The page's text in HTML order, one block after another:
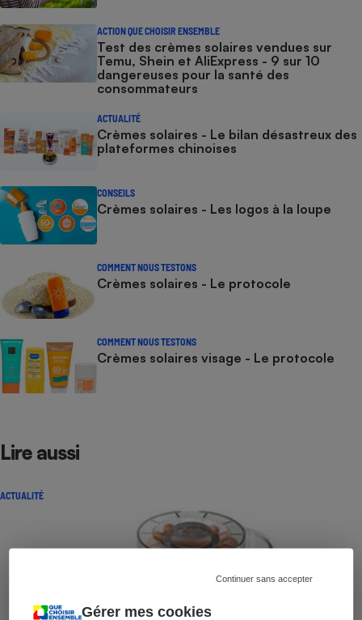
Gérer mes cookies
Continuer sans accepter
ACTION QUE CHOISIR ENSEMBLE
Test des crèmes solaires vendues sur
Temu, Shein et AliExpress - 9 sur 10
dangereuses pour la santé des
consommateurs
ACTUALITÉ
Crèmes solaires - Le bilan désastreux des
plateformes chinoises
CONSEILS
Crèmes solaires - Les logos à la loupe
COMMENT NOUS TESTONS
Crèmes solaires - Le protocole
COMMENT NOUS TESTONS
Crèmes solaires visage - Le protocole
Lire aussi
ACTUALITÉ